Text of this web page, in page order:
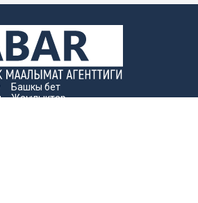
Чексиз 5G: Beeline эл аралык
роумингде жаңы муундагы
байланышты тартуулайт
06 Август 2026